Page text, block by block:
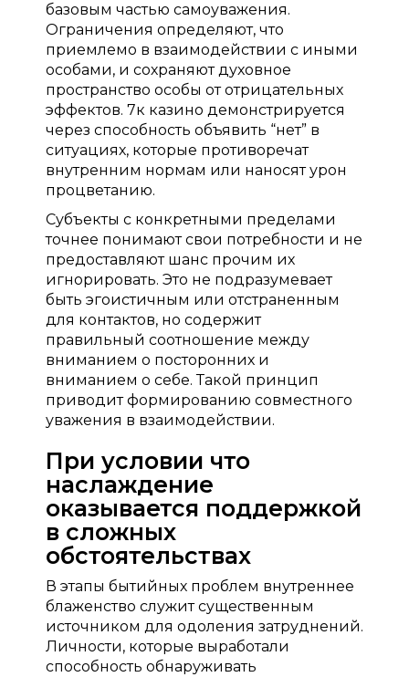
базовым частью самоуважения.
Ограничения определяют, что
приемлемо в взаимодействии с иными
особами, и сохраняют духовное
пространство особы от отрицательных
эффектов. 7к казино демонстрируется
через способность объявить “нет” в
ситуациях, которые противоречат
внутренним нормам или наносят урон
процветанию.
Субъекты с конкретными пределами
точнее понимают свои потребности и не
предоставляют шанс прочим их
игнорировать. Это не подразумевает
быть эгоистичным или отстраненным
для контактов, но содержит
правильный соотношение между
вниманием о посторонних и
вниманием о себе. Такой принцип
приводит формированию совместного
уважения в взаимодействии.
При условии что
наслаждение
оказывается поддержкой
в сложных
обстоятельствах
В этапы бытийных проблем внутреннее
блаженство служит существенным
источником для одоления затруднений.
Личности, которые выработали
способность обнаруживать